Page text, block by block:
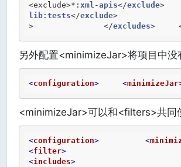
<exclude>*: xml -apis</exclude
lib: tests</exclude
</excludes
另外配置<minimizeJar>将项目中没
<configuration> <minimizeJar
<minimizeJar>可以和<filters>共同
<configuration> <
<filter>
<includes>